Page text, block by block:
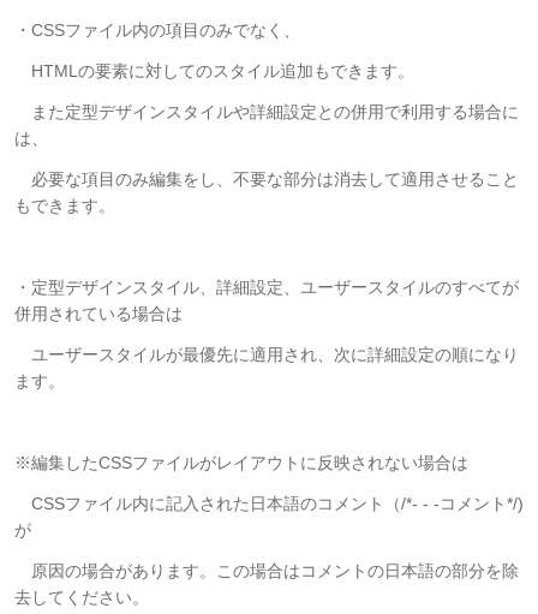
・CSSファイル内の項目のみでなく、
HTMLの要素に対してのスタイル追加もできます。
また定型デザインスタイルや詳細設定との併用で利用する場合に
は、
必要な項目のみ編集をし、不要な部分は消去して適用させること
もできます。
・定型デザインスタイル、詳細設定、ユーザースタイルのすべてが
併用されている場合は
ユーザースタイルが最優先に適用され、次に詳細設定の順になり
ます。
※編集したCSSファイルがレイアウトに反映されない場合は
CSSファイル内に記入された日本語のコメント（/*- - -コメント*/)
が
原因の場合があります。この場合はコメントの日本語の部分を除
去してください。